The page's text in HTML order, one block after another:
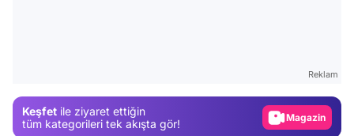
Reklam
Keşfet ile ziyaret ettiğin
tüm kategorileri tek akışta gör!
Magazin